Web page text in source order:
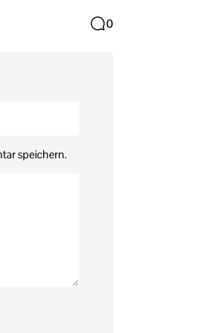
0
speichern.